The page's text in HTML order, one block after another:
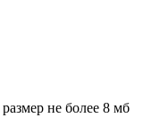
не более 8 мб